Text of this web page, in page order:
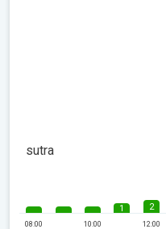
sutra
08:00 10:00
1 2
12:00